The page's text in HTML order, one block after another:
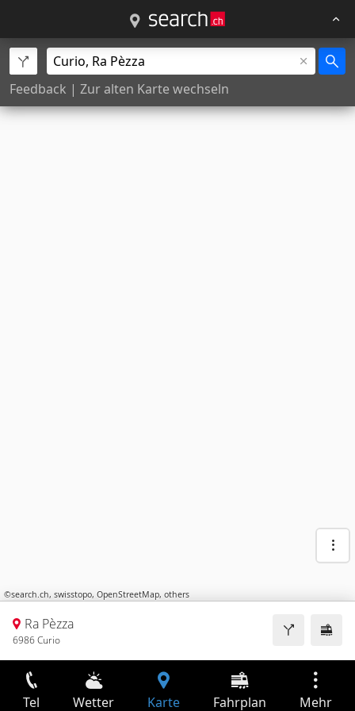
Feedback | Zur alten Karte wechseln
©search.ch, swisstopo, OpenStreetMap, others
Ra Pèzza
6986 Curio
Tel Wetter Karte Fahrplan Mehr